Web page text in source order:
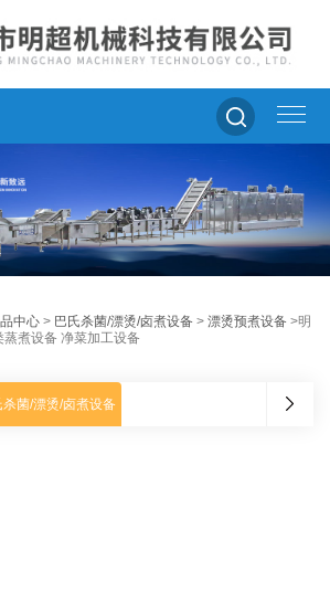
中心 > 巴氏杀菌/漂烫/卤煮设备 >漂烫预煮设备 >明
煮设备 净菜加工设备
杀菌/漂烫/卤煮设备